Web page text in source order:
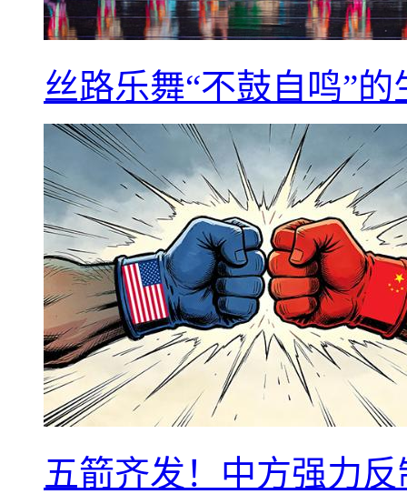
丝路乐舞“不鼓自鸣”
五箭齐发！中方强力